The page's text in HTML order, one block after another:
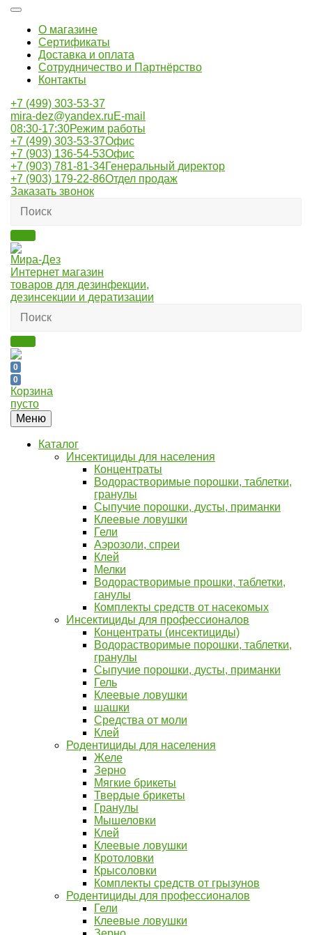
О магазине
Сертификаты
Доставка и оплата
Сотрудничество и Партнёрство
Контакты
+7 (499) 303-53-37
mira-dez@yandex.ruE-mail
08:30-17:30Режим работы
+7 (499) 303-53-37Офис
+7 (903) 136-54-53Офис
+7 (903) 781-81-34Генеральный директор
+7 (903) 179-22-86Отдел продаж
Заказать звонок
Мира-Дез
Интернет магазин
товаров для дезинфекции,
дезинсекции и дератизации
0
0
Корзина
пусто
Меню
Каталог
Инсектициды для населения
Концентраты
Водорастворимые порошки, таблетки,
гранулы
Сыпучие порошки, дусты, приманки
Клеевые ловушки
Гели
Аэрозоли, спреи
Клей
Мелки
Водорастворимые прошки, таблетки,
ганулы
Комплекты средств от насекомых
Инсектициды для профессионалов
Концентраты (инсектициды)
Водорастворимые порошки, таблетки,
гранулы
Сыпучие порошки, дусты, приманки
Гель
Клеевые ловушки
шашки
Средства от моли
Клей
Родентициды для населения
Желе
Зерно
Мягкие брикеты
Твердые брикеты
Гранулы
Мышеловки
Клей
Клеевые ловушки
Кротоловки
Крысоловки
Комплекты средств от грызунов
Родентициды для профессионалов
Гели
Клеевые ловушки